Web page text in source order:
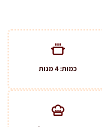
כמות: 4 מנות